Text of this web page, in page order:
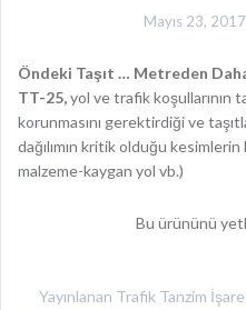
Mayıs 23, 2017
Öndeki Taşıt … Metreden
TT-25,yol ve trafik koşullarının
korunmasını gerektirdiği ve
dağılımın kritik olduğu
malzeme-kaygan yol vb.)
Bu ürününü
Yayınlanan Trafik Tanzim